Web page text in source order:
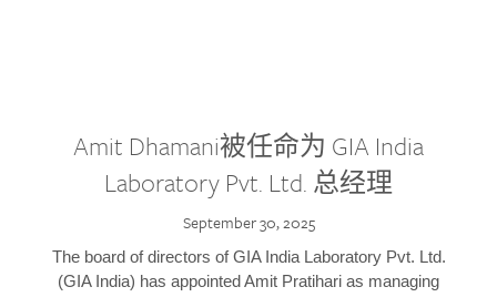
Amit Dhamani被任命为 GIA India
Laboratory Pvt. Ltd. 总经理
September 30, 2025
The board of directors of GIA India Laboratory Pvt. Ltd.
(GIA India) has appointed Amit Pratihari as managing